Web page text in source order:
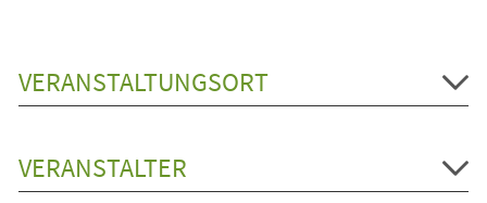
VERANSTALTUNGSORT
VERANSTALTER